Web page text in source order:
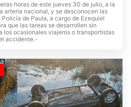
horas de este jueves 30 de julio, a la
arteria nacional, y se desconocen las
de Paula, a cargo de Ezequiel
que las tareas se desarrollen sin
los ocasionales viajeros o transportistas
accidente.-